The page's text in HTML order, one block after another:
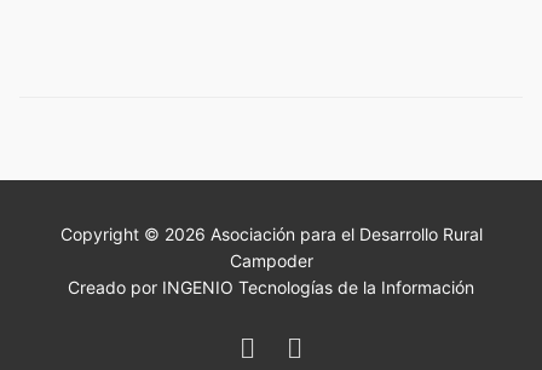
Copyright © 2026 Asociación para el Desarrollo Rural
Campoder
Creado por INGENIO Tecnologías de la Información